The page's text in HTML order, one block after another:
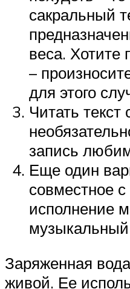
сакральный
веса. Хотите
–
для этого
Читать текст
запись
Еще один
совместное
исполнение
Заряженная
живой. Ее